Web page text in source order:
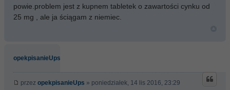
powie.problem jest z kupnem tabletek o zawartości cynku od
25 mg , ale ja ściągam z niemiec.
opekpisanieUps
przez opekpisanieUps » poniedziałek, 14 lis 2016, 23:29